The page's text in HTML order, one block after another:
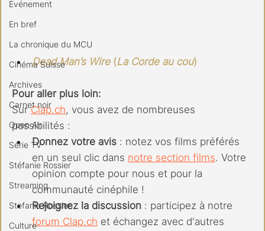
Evénement
En bref
La chronique du MCU
Cinéma Suisse
Archives
Carnet noir
Open Air
Série TV
Stéfanie Rossier
Streaming
Stefanie Rossier
Culture
Dead Man’s Wire (La Corde au cou)
Pour aller plus loin:
Sur Clap.ch, vous avez de nombreuses
possibilités :
Donnez votre avis : notez vos films préférés
en un seul clic dans notre section films. Votre
opinion compte pour nous et pour la
communauté cinéphile !
Rejoignez la discussion : participez à notre
forum Clap.ch et échangez avec d'autres